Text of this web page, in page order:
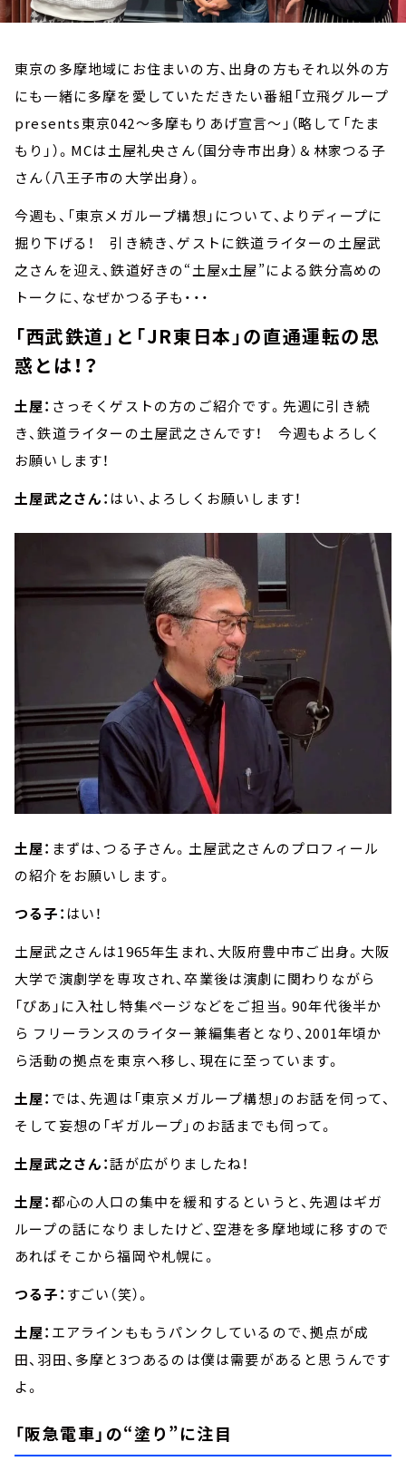
東京の多摩地域にお住まいの方、出身の方もそれ以外の方
にも一緒に多摩を愛していただきたい番組「立飛グループ
presents東京042～多摩もりあげ宣言～」（略して「たま
もり」）。MCは土屋礼央さん（国分寺市出身）＆林家つる子
さん（八王子市の大学出身）。
今週も、「東京メガループ構想」について、よりディープに
掘り下げる！ 引き続き、ゲストに鉄道ライターの土屋武
之さんを迎え、鉄道好きの“土屋x土屋”による鉄分高めの
トークに、なぜかつる子も・・・
「西武鉄道」と「JR東日本」の直通運転の思
惑とは！？
土屋： さっそくゲストの方のご紹介です。先週に引き続
き、鉄道ライターの土屋武之さんです！ 今週もよろしく
お願いします！
土屋武之さん： はい、よろしくお願いします！
土屋： まずは、つる子さん。土屋武之さんのプロフィール
の紹介をお願いします。
つる子： はい！
土屋武之さんは1965年生まれ、大阪府豊中市ご出身。大阪
大学で演劇学を専攻され、卒業後は演劇に関わりながら
「ぴあ」に入社し特集ページなどをご担当。90年代後半か
ら フリーランスのライター兼編集者となり、2001年頃か
ら活動の拠点を東京へ移し、現在に至っています。
土屋： では、先週は「東京メガループ構想」のお話を伺って、
そして妄想の「ギガループ」のお話までも伺って。
土屋武之さん：話が広がりましたね！
土屋：都心の人口の集中を緩和するというと、先週はギガ
ループの話になりましたけど、空港を多摩地域に移すので
あればそこから福岡や札幌に。
つる子： すごい（笑）。
土屋： エアラインももうパンクしているので、拠点が成
田、羽田、多摩と3つあるのは僕は需要があると思うんです
よ。
「阪急電車」の“塗り”に注目